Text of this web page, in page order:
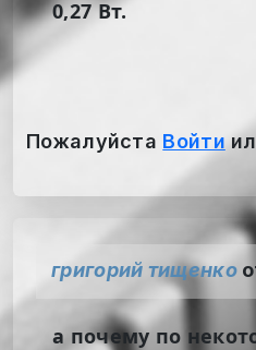
0,27 Вт.
Пожалуйста Войти
григорий тищенко
а почему по